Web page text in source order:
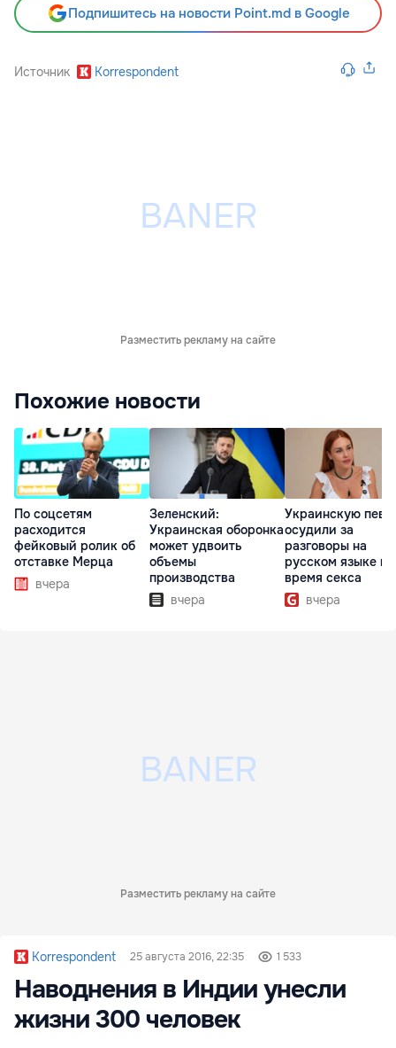
Подпишитесь на новости Point.md в Google
Источник Korrespondent
Разместить рекламу на сайте
Похожие новости
По соцсетям
расходится
фейковый ролик об
отставке Мерца
вчера
Зеленский:
Украинская оборонка
может удвоить
объемы
производства
вчера
Украинскую
осудили за
разговоры на
русском языке во
время секса
вчера
Разместить рекламу на сайте
Korrespondent 25 августа 2016, 22:35 1 533
Наводнения в Индии унесли
жизни 300 человек